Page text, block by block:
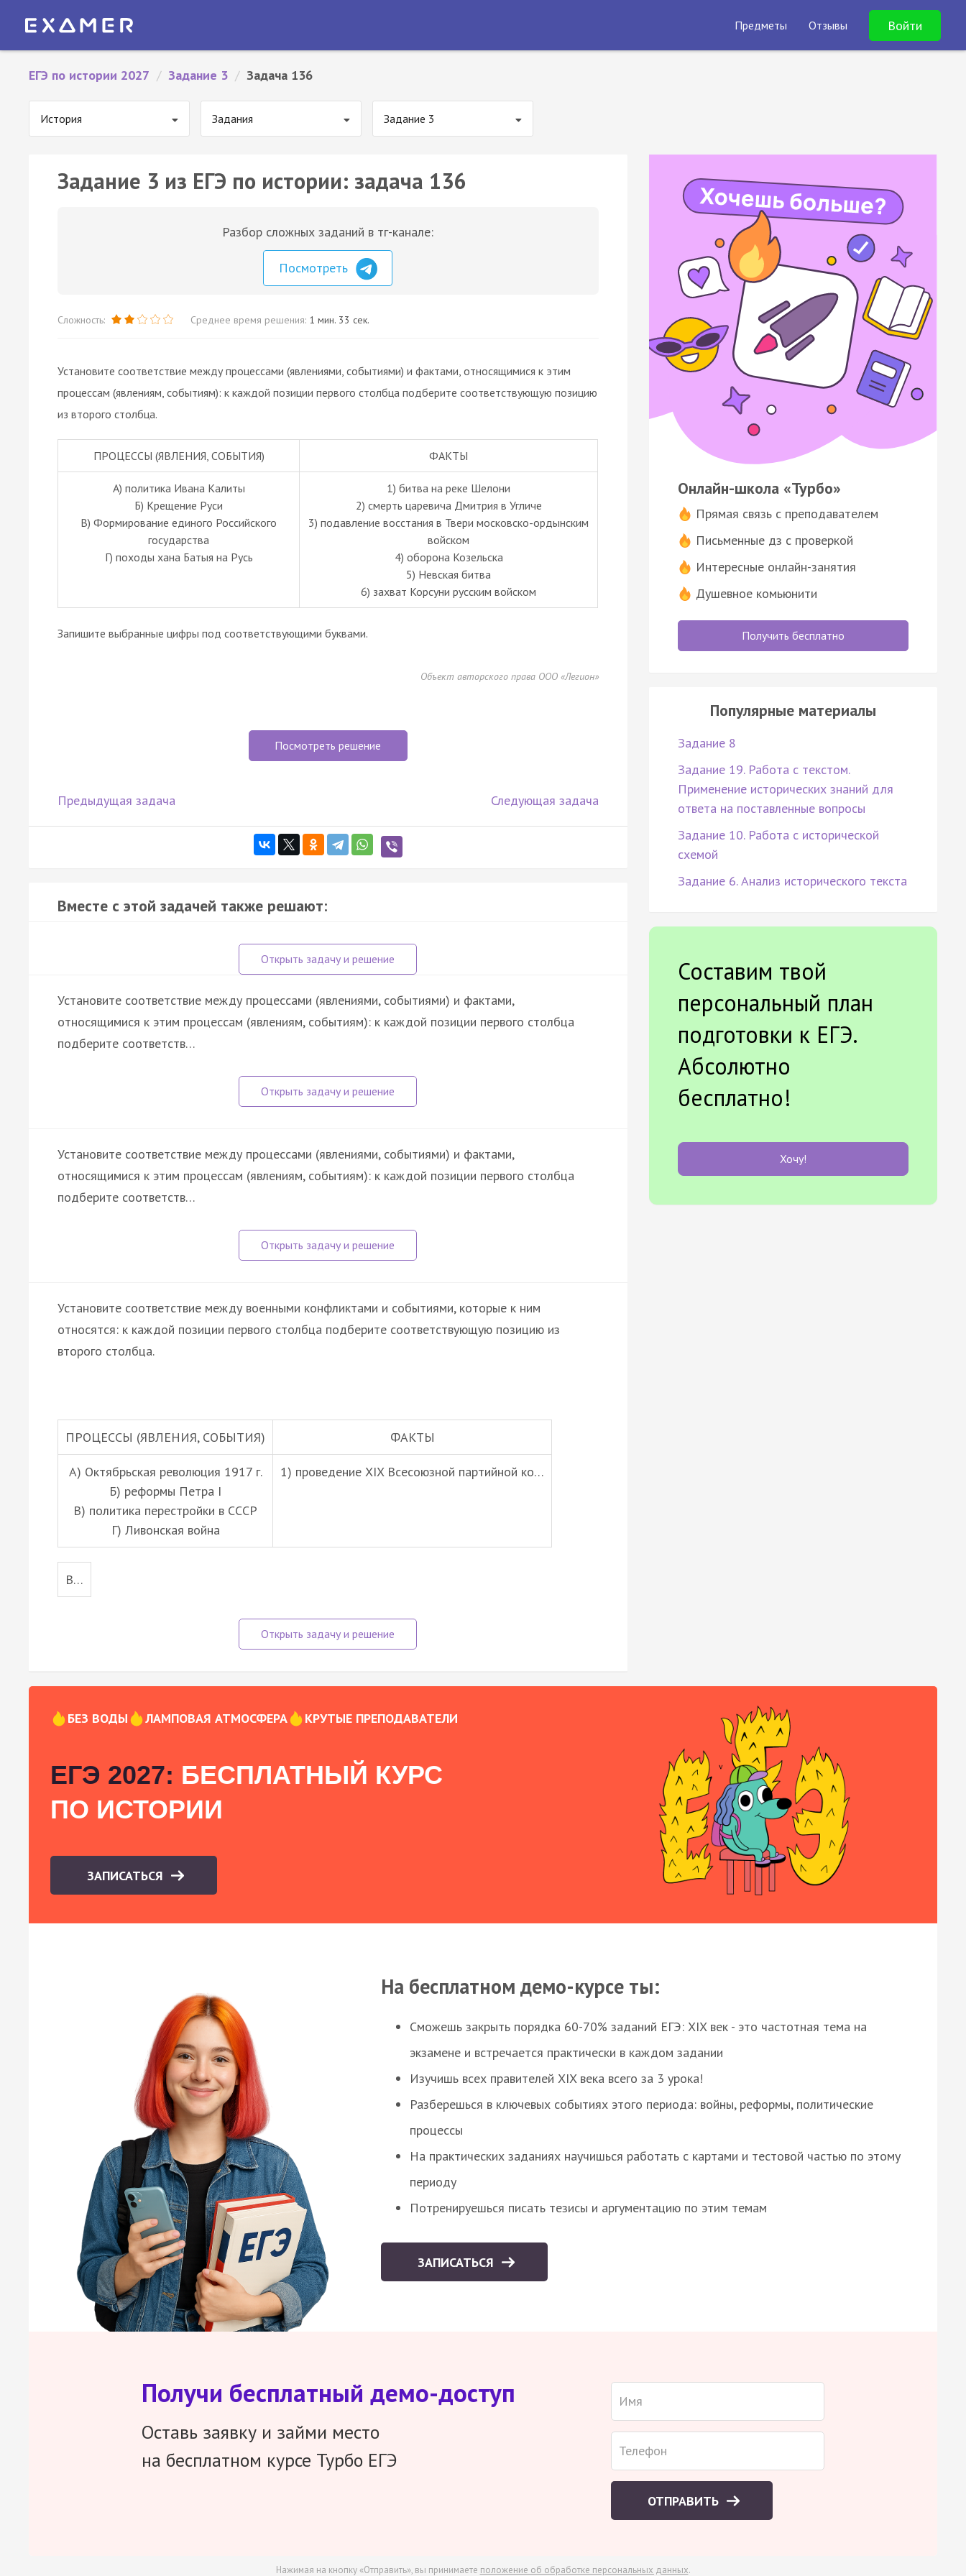
Предметы Отзывы Войти
ЕГЭ по истории 2027 / Задание 3 / Задача 136
История Задания Задание 3
Задание 3 из ЕГЭ по истории: задача 136
Разбор сложных заданий в тг-канале:
Посмотреть
Сложность: Среднее время решения: 1 мин. 33 сек.
Установите соответствие между процессами (явлениями, событиями) и фактами, относящимися к этим
процессам (явлениям, событиям): к каждой позиции первого столбца подберите соответствующую позицию
из второго столбца.
ПРОЦЕССЫ (ЯВЛЕНИЯ, СОБЫТИЯ) ФАКТЫ
А) политика Ивана Калиты
Б) Крещение Руси
В) Формирование единого Российского
государства
Г) походы хана Батыя на Русь
1) битва на реке Шелони
2) смерть царевича Дмитрия в Угличе
3) подавление восстания в Твери московско-ордынским
войском
4) оборона Козельска
5) Невская битва
6) захват Корсуни русским войском
Запишите выбранные цифры под соответствующими буквами.
Объект авторского права ООО «Легион»
Посмотреть решение
Предыдущая задача Следующая задача
Вместе с этой задачей также решают:
Установите соответствие между процессами (явлениями, событиями) и фактами,
относящимися к этим процессам (явлениям, событиям): к каждой позиции первого столбца
подберите соответств…
Установите соответствие между процессами (явлениями, событиями) и фактами,
относящимися к этим процессам (явлениям, событиям): к каждой позиции первого столбца
подберите соответств…
Установите соответствие между военными конфликтами и событиями, которые к ним
относятся: к каждой позиции первого столбца подберите соответствующую позицию из
второго столбца.
ПРОЦЕССЫ (ЯВЛЕНИЯ, СОБЫТИЯ) ФАКТЫ
А) Октябрьская революция 1917 г.
Б) реформы Петра I
В) политика перестройки в СССР
Г) Ливонская война
1) проведение XIX Всесоюзной партийной ко…
В…
Онлайн-школа «Турбо»
Прямая связь с преподавателем
Письменные дз с проверкой
Интересные онлайн-занятия
Душевное комьюнити
Получить бесплатно
Популярные материалы
Задание 8
Задание 19. Работа с текстом.
Применение исторических знаний для
ответа на поставленные вопросы
Задание 10. Работа с исторической
схемой
Задание 6. Анализ исторического текста
Составим твой
персональный план
подготовки к ЕГЭ.
Абсолютно
бесплатно!
Хочу!
БЕЗ ВОДЫ ЛАМПОВАЯ АТМОСФЕРА КРУТЫЕ ПРЕПОДАВАТЕЛИ
ЕГЭ 2027: БЕСПЛАТНЫЙ КУРС
ПО ИСТОРИИ
ЗАПИСАТЬСЯ
На бесплатном демо-курсе ты:
Сможешь закрыть порядка 60-70% заданий ЕГЭ: XIX век - это частотная тема на
экзамене и встречается практически в каждом задании
Изучишь всех правителей XIX века всего за 3 урока!
Разберешься в ключевых событиях этого периода: войны, реформы, политические
процессы
На практических заданиях научишься работать с картами и тестовой частью по этому
периоду
Потренируешься писать тезисы и аргументацию по этим темам
ЗАПИСАТЬСЯ
Получи бесплатный демо-доступ
Оставь заявку и займи место
на бесплатном курсе Турбо ЕГЭ
ОТПРАВИТЬ
Нажимая на кнопку «Отправить», вы принимаете положение об обработке персональных данных.